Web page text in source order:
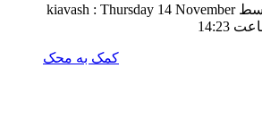
ویرایش توسط kiavash : Thursday 14 November
14:23
کمک به محک